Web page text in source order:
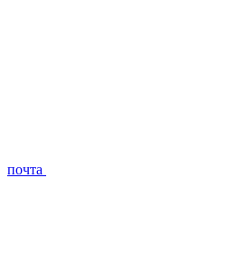
почта